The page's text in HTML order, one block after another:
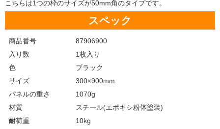
こちらは1つの枠のサイズが50mm角のタイプです。
スペック
商品番号
87906900
入り数
1枚入り
色
ブラック
サイズ
300×900mm
パネルの重さ
1070g
材質
スチール(エポキシ粉体塗装)
耐荷重
10kg